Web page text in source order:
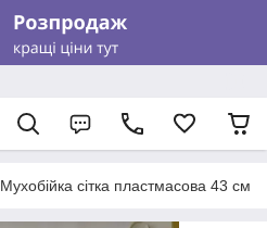
Мухобійка сітка пластмасова 43 см